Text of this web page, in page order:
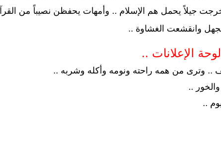
جيلاً يحمل هم الإسلام .. وأمهات يحفظن نصيباً من
وانقشعت الغشاوة ..
الإعلانات ..
.. وترى من همه راحته ونومه وأكله وشربه ..
..
..